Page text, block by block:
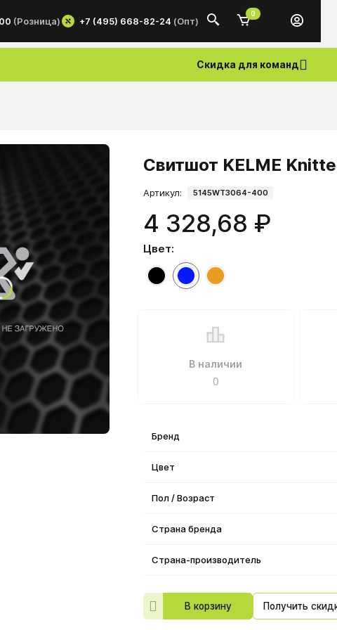
(Розница) +7 (495) 668-82-24 (Опт)
0
Скидка для команд
Свитшот KELME
Артикул: 5145WT3064-400
4 328,68 ₽
Цвет:
В наличии
0
Бренд
Цвет
Пол / Возраст
Страна бренда
Страна-производитель
В корзину Получить